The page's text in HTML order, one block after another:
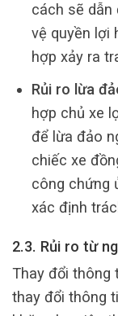
cách sẽ dẫn
vệ quyền lợi
hợp xảy ra
Rủi ro lừa
hợp chủ xe
để lừa đảo
chiếc xe
công chứng
xác định
2.3. Rủi ro từ
Thay đổi thông
thay đổi thông